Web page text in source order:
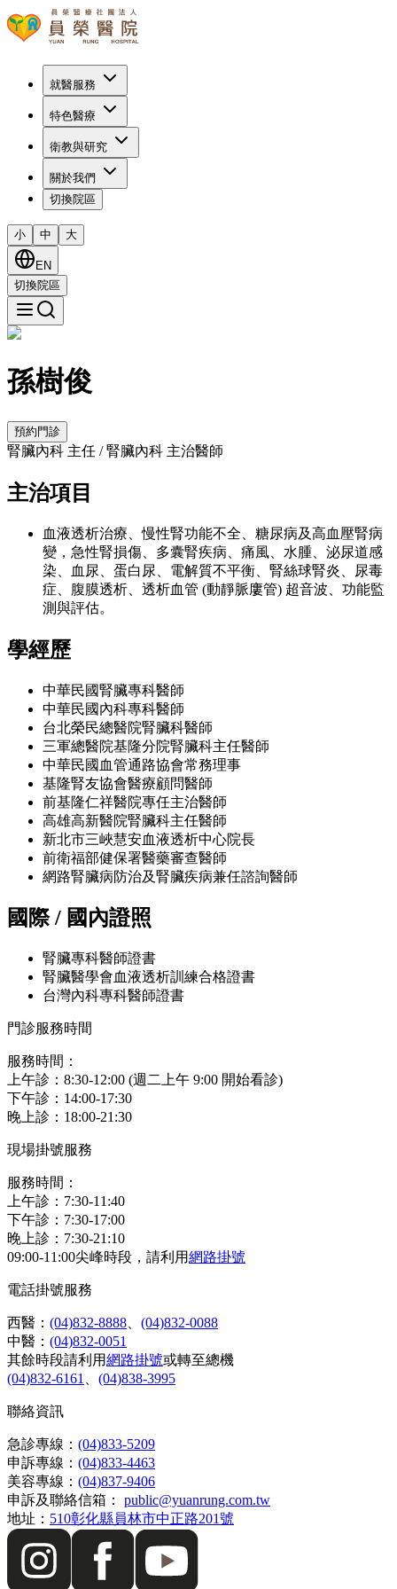
就醫服務
特色醫療
衛教與研究
關於我們
切換院區
小 中 大
EN
切換院區
孫樹俊
預約門診
腎臟內科 主任 /腎臟內科 主治醫師
主治項目
血液透析治療、慢性腎功能不全、糖尿病及高血壓腎病
變，急性腎損傷、多囊腎疾病、痛風、水腫、泌尿道感
染、血尿、蛋白尿、電解質不平衡、腎絲球腎炎、尿毒
症、腹膜透析、透析血管 (動靜脈廔管) 超音波、功能監
測與評估。
學經歷
中華民國腎臟專科醫師
中華民國內科專科醫師
台北榮民總醫院腎臟科醫師
三軍總醫院基隆分院腎臟科主任醫師
中華民國血管通路協會常務理事
基隆腎友協會醫療顧問醫師
前基隆仁祥醫院專任主治醫師
高雄高新醫院腎臟科主任醫師
新北市三峽慧安血液透析中心院長
前衛福部健保署醫藥審查醫師
網路腎臟病防治及腎臟疾病兼任諮詢醫師
國際 / 國內證照
腎臟專科醫師證書
腎臟醫學會血液透析訓練合格證書
台灣內科專科醫師證書
門診服務時間
服務時間：
上午診：8:30-12:00 (週二上午 9:00 開始看診)
下午診：14:00-17:30
晚上診：18:00-21:30
現場掛號服務
服務時間：
上午診：7:30-11:40
下午診：7:30-17:00
晚上診：7:30-21:10
09:00-11:00尖峰時段，請利用網路掛號
電話掛號服務
西醫： (04)832-8888
(04)832-0088
中醫： (04)832-0051
其餘時段請利用網路掛號或轉至總機
(04)832-6161
(04)838-3995
聯絡資訊
急診專線： (04)833-5209
申訴專線： (04)833-4463
美容專線： (04)837-9406
申訴及聯絡信箱：
public@yuanrung.com.tw
地址： 510彰化縣員林市中正路201號